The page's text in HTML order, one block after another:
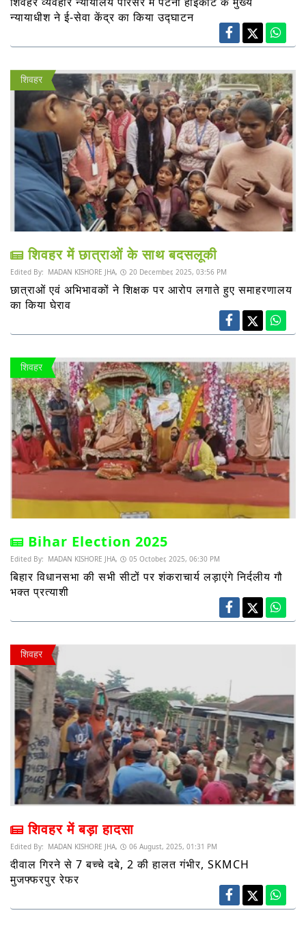
न्यायाधीश ने ई-सेवा केंद्र का किया उद्घाटन
शिवहर
शिवहर में छात्राओं के साथ बदसलूकी
Edited By: MADAN KISHORE JHA, 20 December, 2025, 03:56 PM
छात्राओं एवं अभिभावकों ने शिक्षक पर आरोप लगाते हुए समाहरणालय
का किया घेराव
शिवहर
Bihar Election 2025
Edited By: MADAN KISHORE JHA, 05 October, 2025, 06:30 PM
बिहार विधानसभा की सभी सीटों पर शंकराचार्य लड़ाएंगे निर्दलीय गौ
भक्त प्रत्याशी
शिवहर
शिवहर में बड़ा हादसा
Edited By: MADAN KISHORE JHA, 06 August, 2025, 01:31 PM
दीवाल गिरने से 7 बच्चे दबे, 2 की हालत गंभीर, SKMCH
मुजफ्फरपुर रेफर